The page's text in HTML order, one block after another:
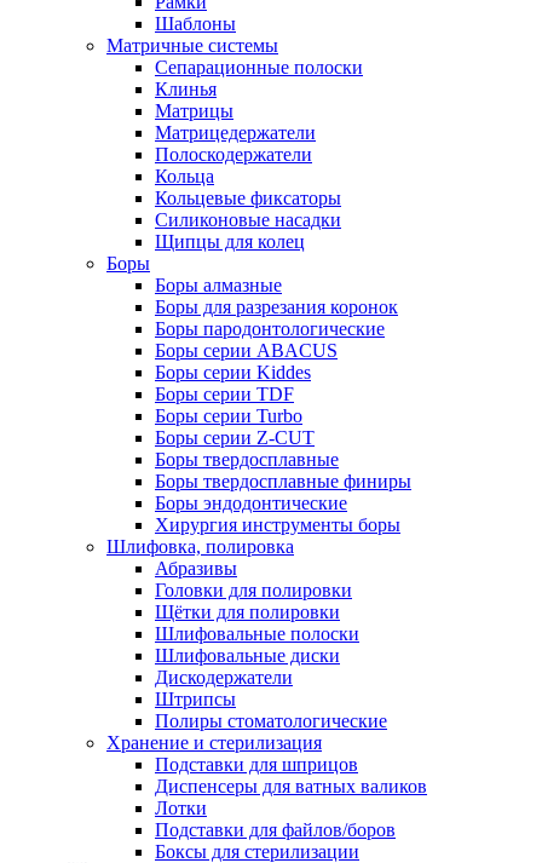
Шаблоны
Матричные системы
Сепарационные полоски
Клинья
Матрицы
Матрицедержатели
Полоскодержатели
Кольца
Кольцевые фиксаторы
Силиконовые насадки
Щипцы для колец
Боры
Боры алмазные
Боры для разрезания коронок
Боры пародонтологические
Боры серии ABACUS
Боры серии Kiddes
Боры серии TDF
Боры серии Turbo
Боры серии Z-CUT
Боры твердосплавные
Боры твердосплавные финиры
Боры эндодонтические
Хирургия инструменты боры
Шлифовка, полировка
Абразивы
Головки для полировки
Щётки для полировки
Шлифовальные полоски
Шлифовальные диски
Дискодержатели
Штрипсы
Полиры стоматологические
Хранение и стерилизация
Подставки для шприцов
Диспенсеры для ватных валиков
Лотки
Подставки для файлов/боров
Боксы для стерилизации